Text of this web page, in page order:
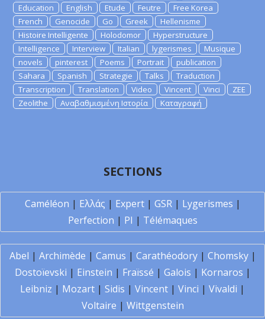
Education
English Etude Feutre
Free Korea
French
Genocide Go Greek
Hellenisme
Histoire Intelligente
Holodomor
Hyperstructure
Intelligence
Interview Italian lygerismes
Musique
novels
pinterest Poems Portrait
publication
Sahara
Spanish Strategie Talks
Traduction
Transcription
Translation Video Vincent Vinci
ZEE
Zeolithe
Αναβαθμισμένη Ιστορία Καταγραφή
SECTIONS
Caméléon | Ελλάς | Expert| GSR| Lygerismes |
Perfection | PI | Télémaques
Abel | Archimède | Camus | Carathéodory| Chomsky|
Dostoïevski | Einstein | Fraïssé | Galois | Kornaros |
Leibniz | Mozart | Sidis | Vincent | Vinci | Vivaldi |
Voltaire | Wittgenstein